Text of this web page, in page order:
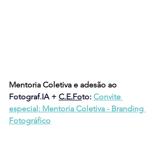
Mentoria Coletiva e adesão ao
Fotograf.IA + C.E.Foto: Convite
especial: Mentoria Coletiva - Branding
Fotográfico